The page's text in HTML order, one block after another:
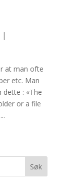
|
at man ofte
etc. Man
dette : «The
or a file